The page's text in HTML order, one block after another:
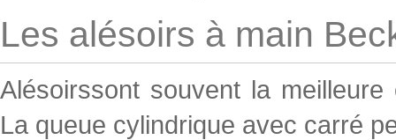
Les alésoirs à main
Alésoirssont souvent la
La queue cylindrique avec carré